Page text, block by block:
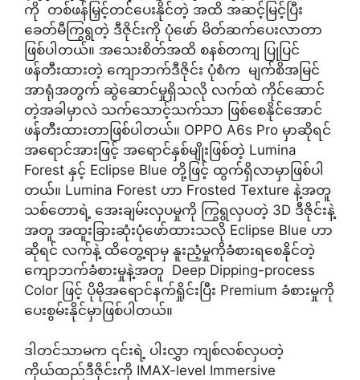
ကို တစ်ဖန်မြှင့်တင်ပေးနိုင်တဲ့ အထိ အဆင့်မြင့်ပြီး
ခေတ်မီကြွရွတဲ့ ဒီဇိုင်းကို ပုံဖော် မိတ်ဆက်ပေးလာတာ
ဖြစ်ပါတယ်။ အသေးစိတ်အထိ စနစ်တကျ ပြုပြင်
ဖန်တီးထားတဲ့ ကျောဘက်ဒီဇိုင်း ပုံစံက မျက်စိအမြင်
အာရုံအတွက် ဆွဲဆောင်မှုရှိသလို လက်ထဲ ကိုင်ဆောင်
တဲ့အခါမှာလဲ သက်သောင့်သက်သာ ဖြစ်စေနိုင်အောင်
ဖန်တီးထားတာဖြစ်ပါတယ်။ OPPO A6s Pro မှာဆိုရင်
အရောင်အားဖြင့် အရောင်နှစ်မျိုးဖြစ်တဲ့ Lumina
Forest နှင့် Eclipse Blue တို့ဖြင့် ထွက်ရှိလာမှာဖြစ်ပါ
တယ်။ Lumina Forest ဟာ Frosted Texture နဲ့အတူ
သစ်တောရဲ့ အေးချမ်းလှပမှုကို ကြွရွလှပတဲ့ 3D ဒီဇိုင်းနဲ့
အတူ အထူးခြားဆုံးပုံဖော်ထားသလို Eclipse Blue ဟာ
ဆိုရင် လက်နဲ့ ထိတွေ့ရာမှ နူးညံ့မှုကိုခံစားရစေနိုင်တဲ့
ကျောဘက်ခံစားမှုနဲ့အတူ Deep Dipping-process
Color ဖြင့် ပိုမိုအရောင်နက်ရှိုင်းပြီး Premium ခံစားမှုကို
ပေးစွမ်းနိုင်မှာဖြစ်ပါတယ်။
ဒါတင်သာမက ၎င်းရဲ့ ပါးလွှာ ကျစ်လစ်လှပတဲ့
ကိုယ်ထည်ဒီဇိုင်းကို IMAX-level Immersive